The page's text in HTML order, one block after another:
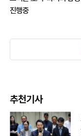
진행중
추천기사